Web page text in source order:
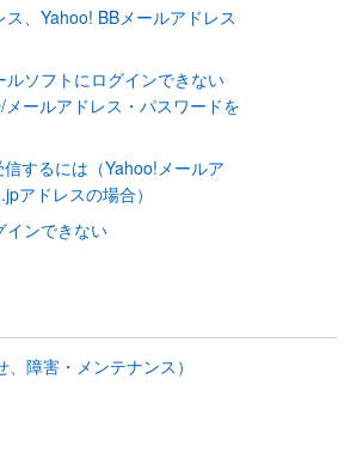
、Yahoo! BBメールアドレス
ルソフトにログインできない
メールアドレス・パスワードを
するには（Yahoo!メールア
アドレスの場合）
インできない
障害・メンテナンス）